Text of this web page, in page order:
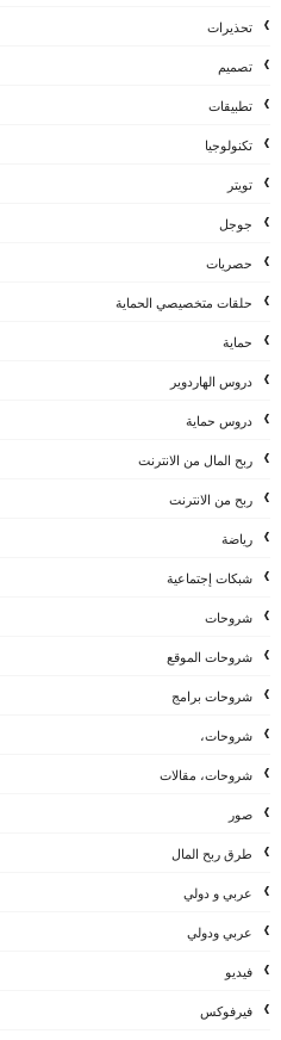
تحذيرات
تصميم
تطبيقات
تكنولوجيا
تويتر
جوجل
حصريات
حلقات متخصيصي الحماية
حماية
دروس الهاردوير
دروس حماية
ربح المال من الانترنت
ربح من الانترنت
رياضة
شبكات إجتماعية
شروحات
شروحات الموقع
شروحات برامج
شروحات،
شروحات، مقالات
صور
طرق ربح المال
عربي و دولي
عربي ودولي
فيديو
فيرفوكس